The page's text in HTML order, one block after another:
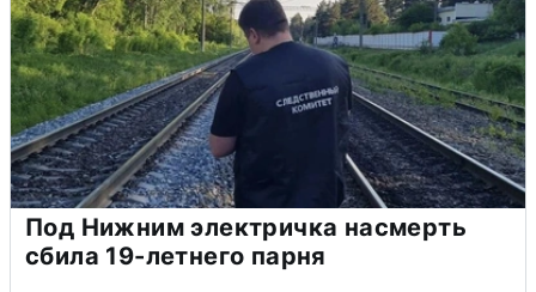
Под Нижним электричка насмерть
сбила 19-летнего парня